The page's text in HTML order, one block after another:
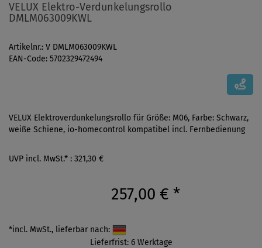
VELUX Elektro-Verdunkelungsrollo
DMLM063009KWL
Artikelnr.: V DMLM063009KWL
EAN-Code: 5702329472494
VELUX Elektroverdunkelungsrollo für Größe: M06, Farbe: Schwarz,
weiße Schiene, io-homecontrol kompatibel incl. Fernbedienung
UVP incl. MwSt.* : 321,30 €
257,00 € *
*incl. MwSt., lieferbar nach:
Lieferfrist: 6 Werktage